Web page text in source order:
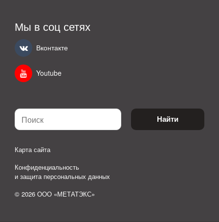
Мы в соц сетях
Вконтакте
Youtube
Найти
Карта сайта
Конфиденциальность
и защита персональных данных
© 2026 ООО «МЕТАТЭКС»